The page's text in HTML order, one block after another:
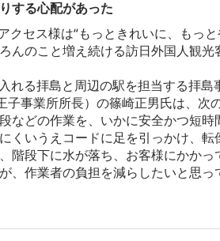
する心配があった
セス様は“もっときれいに、もっ
のこと増え続ける訪日外国人観
る拝島と周辺の駅を担当する拝
事業所所長）の篠崎正男氏は、次
どの作業を、いかに安全かつ短時
いうえコードに足を引っかけ、
段下に水が落ち、お客様にかか
作業者の負担を減らしたいと思